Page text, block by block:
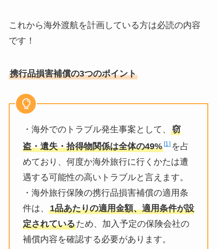
これから海外渡航を計画している方は必読の内容
です！
携行品損害補償の3つのポイント
・海外でのトラブル発生事案として、 窃
盗・遺失・拾得物関係は全体の49% 1
を占
めており、何度か海外旅行に行くかたは遭
遇する可能性の高いトラブルと言えます。
・海外旅行保険の携行品損害補償の適用条
件は、 1品あたりの適用金額、適用条件が設
定されているため、加入予定の保険会社の
補償内容を確認する必要があります。